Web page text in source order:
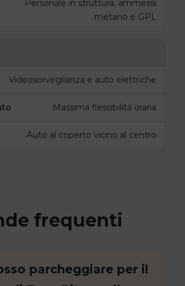
Personale in struttura, ammessi
metano e GPL
Videosorveglianza e auto elettriche
Massima flessibilità oraria
Auto al coperto vicino al centro
frequenti
parcheggiare per il